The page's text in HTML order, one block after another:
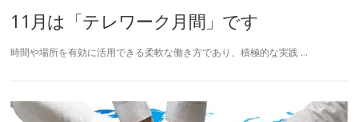
11月は「テレワーク月間」です
時間や場所を有効に活用できる柔軟な働き方であり、積極的な実践 …